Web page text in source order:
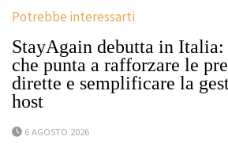
Potrebbe interessarti
StayAgain debutta in
che punta a rafforzare le
dirette e semplificare la
host
6 AGOSTO 2026